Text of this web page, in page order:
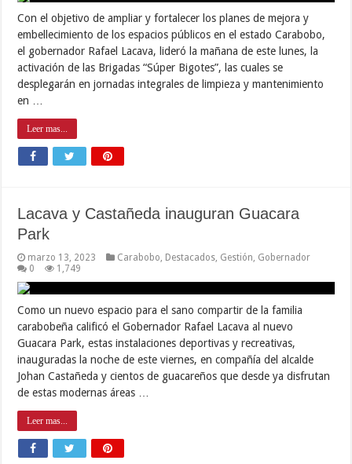
Con el objetivo de ampliar y fortalecer los planes de mejora y
embellecimiento de los espacios públicos en el estado Carabobo,
el gobernador Rafael Lacava, lideró la mañana de este lunes, la
activación de las Brigadas “Súper Bigotes”, las cuales se
desplegarán en jornadas integrales de limpieza y mantenimiento
en …
Leer mas...
Lacava y Castañeda inauguran Guacara
Park
marzo 13, 2023 Carabobo Destacados Gestión Gobernador
0
1,749
Como un nuevo espacio para el sano compartir de la familia
carabobeña calificó el Gobernador Rafael Lacava al nuevo
Guacara Park, estas instalaciones deportivas y recreativas,
inauguradas la noche de este viernes, en compañía del alcalde
Johan Castañeda y cientos de guacareños que desde ya disfrutan
de estas modernas áreas …
Leer mas...